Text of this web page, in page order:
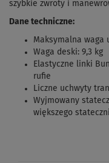
szybkie zwroty i
Dane techniczne:
Maksymalna waga
Waga deski: 9,3 kg
Elastyczne linki
rufie
Liczne uchwyty
Wyjmowany
większego